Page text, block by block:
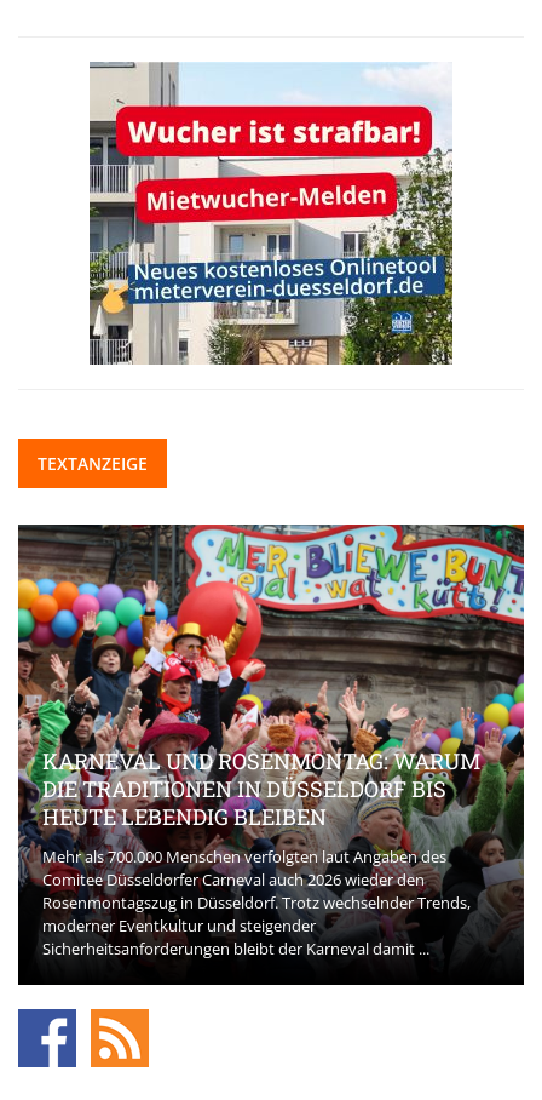
TEXTANZEIGE
KARNEVAL UND ROSENMONTAG: WARUM
DIE TRADITIONEN IN DÜSSELDORF BIS
HEUTE LEBENDIG BLEIBEN
Mehr als 700.000 Menschen verfolgten laut Angaben des
Comitee Düsseldorfer Carneval auch 2026 wieder den
Rosenmontagszug in Düsseldorf. Trotz wechselnder Trends,
moderner Eventkultur und steigender
Sicherheitsanforderungen bleibt der Karneval damit ...